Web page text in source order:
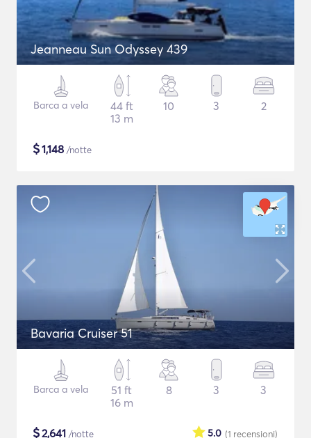
Jeanneau Sun Odyssey 439
Barca a vela
44 ft
13 m
10 3 2
$1,148 /notte
Bavaria Cruiser 51
Barca a vela
51 ft
16 m
8 3 3
$2,641 /notte (1 recensioni)
5.0